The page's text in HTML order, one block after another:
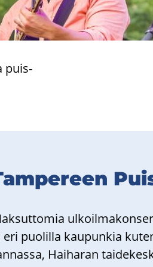
puis­
eri puo­lil­la kau­pun­kia
Hai­ha­ran